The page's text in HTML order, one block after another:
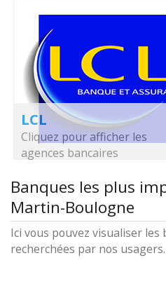
LCL
Cliquez pour afficher les
agences bancaires
Banques les plus
Martin-Boulogne
Ici vous pouvez visualiser les
recherchées par nos usagers.